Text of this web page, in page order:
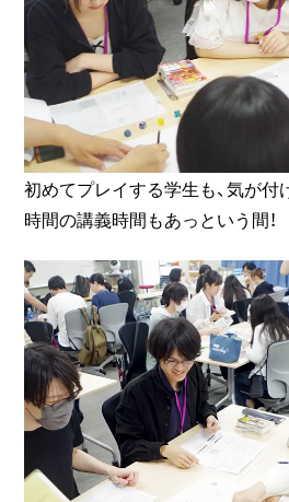
初めてプレイする学生も、気が
時間の講義時間もあっという間！